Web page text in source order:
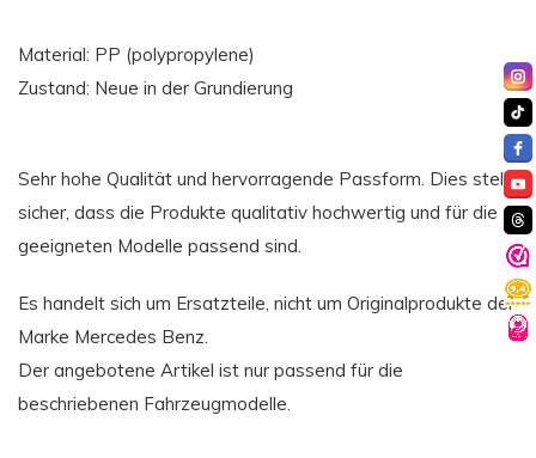
Material: PP (polypropylene)
Zustand: Neue in der Grundierung
Sehr hohe Qualität und hervorragende Passform. Dies stellt
sicher, dass die Produkte qualitativ hochwertig und für die
geeigneten Modelle passend sind.
Es handelt sich um Ersatzteile, nicht um Originalprodukte der
Marke Mercedes Benz.
Der angebotene Artikel ist nur passend für die
beschriebenen Fahrzeugmodelle.